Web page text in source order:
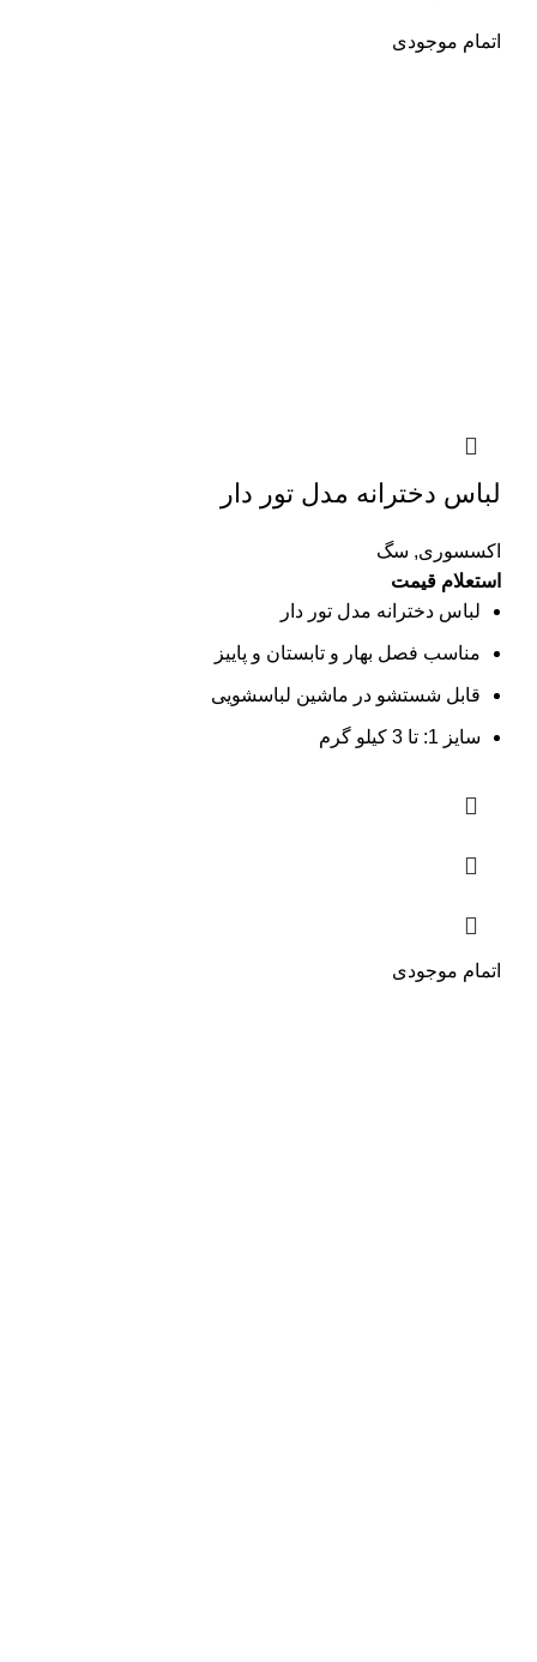
اتمام موجودی
لباس دخترانه مدل تور دار
اکسسوری, سگ
استعلام قیمت
لباس دخترانه مدل تور دار
مناسب فصل بهار و تابستان و پاییز
قابل شستشو در ماشین لباسشویی
سایز 1: تا 3 کیلو گرم
اتمام موجودی